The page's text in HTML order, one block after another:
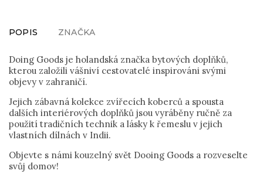
POPIS ZNAČKA
Doing Goods je holandská značka bytových doplňků,
kterou založili vášniví cestovatelé inspirováni svými
objevy v zahraničí.
Jejich zábavná kolekce zvířecích koberců a spousta
dalších interiérových doplňků jsou vyráběny ručně za
použití tradičních technik a lásky k řemeslu v jejich
vlastních dílnách v Indii.
Objevte s námi kouzelný svět Dooing Goods a rozveselte
svůj domov!